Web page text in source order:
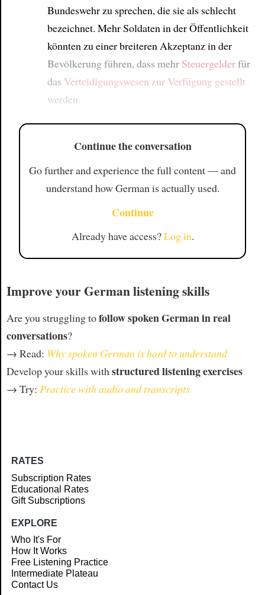
Bundeswehr zu sprechen, die sie als schlecht
bezeichnet. Mehr Soldaten in der Öffentlichkeit
könnten zu einer breiteren Akzeptanz in der
Bevölkerung führen, dass mehr Steuergelderfür
das Verteidigungswesen zur Verfügung gestellt
werden.
Continue the conversation
Go further and experience the full content — and
understand how German is actually used.
Continue
Already have access?Log in.
Improve your German listening skills
Are you struggling tofollow spoken German in real
conversations?
→ Read: Why spoken German is hard to understand
Develop your skills withstructured listening exercises
→ Try: Practice with audio and transcripts
RATES
Subscription Rates
Educational Rates
Gift Subscriptions
EXPLORE
Who It's For
How It Works
Free Listening Practice
Intermediate Plateau
Contact Us